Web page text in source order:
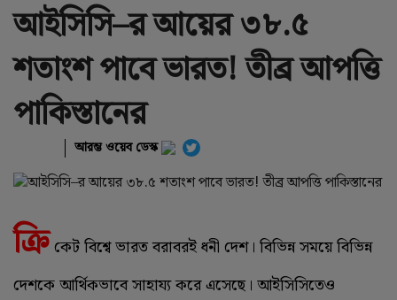
আইসিসি–র আয়ের ৩৮.‌৫
শতাংশ পাবে ভারত!‌ তীব্র আপত্তি
পাকিস্তানের
আরম্ভ ওয়েব ডেস্ক
ক্রি কেট বিশ্বে ভারত বরাবরই ধনী দেশ। বিভিন্ন সময়ে বিভিন্ন
দেশকে আর্থিকভাবে সাহায্য করে এসেছে। আইসিসিতেও